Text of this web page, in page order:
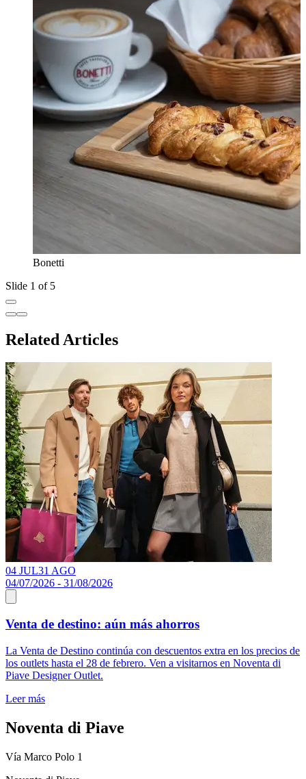
Bonetti
Slide 1 of 5
Related Articles
04 JUL31 AGO
04/07/2026 - 31/08/2026
Venta de destino: aún más ahorros
La Venta de Destino continúa con descuentos extra en los precios de
los outlets hasta el 28 de febrero. Ven a visitarnos en Noventa di
Piave Designer Outlet.
Leer más
Noventa di Piave
Vía Marco Polo 1